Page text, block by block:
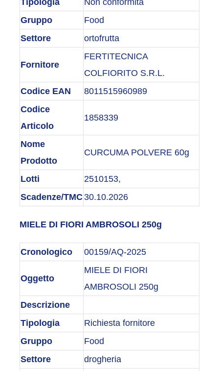
Tipologia
Non conformità
Gruppo
Food
Settore
ortofrutta
Fornitore
FERTITECNICA
COLFIORITO S.R.L.
Codice EAN
8011515960989
Codice
Articolo
1858339
Nome
Prodotto
CURCUMA POLVERE 60g
Lotti
2510153,
Scadenze/TMC 30.10.2026
MIELE DI FIORI AMBROSOLI 250g
Cronologico 00159/AQ-2025
Oggetto
MIELE DI FIORI
AMBROSOLI 250g
Descrizione
Tipologia
Richiesta fornitore
Gruppo
Food
Settore
drogheria